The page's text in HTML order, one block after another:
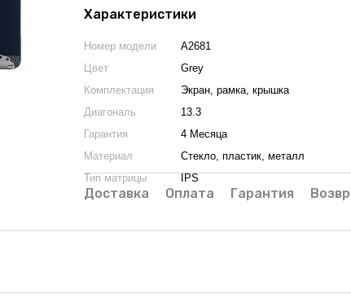
Характеристики
Номер модели
A2681
Цвет
Grey
Комплектация
Экран, рамка, крышка
Диагональ
13.3
Гарантия
4 Месяца
Материал
Стекло, пластик, металл
Тип матрицы
IPS
Доставка Оплата Гарантия